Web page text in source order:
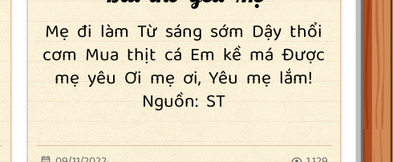
Mẹ đi làm Từ sáng sớm Dậy thổi
cơm Mua thịt cá Em kề má Được
mẹ yêu Ơi mẹ ơi, Yêu mẹ lắm!
Nguồn: ST